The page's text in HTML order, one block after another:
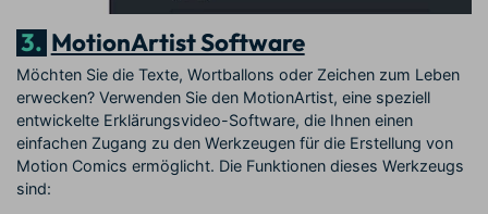
3. MotionArtist Software
Möchten Sie die Texte, Wortballons oder Zeichen zum Leben
erwecken? Verwenden Sie den MotionArtist, eine speziell
entwickelte Erklärungsvideo-Software, die Ihnen einen
einfachen Zugang zu den Werkzeugen für die Erstellung von
Motion Comics ermöglicht. Die Funktionen dieses Werkzeugs
sind: